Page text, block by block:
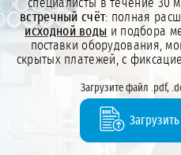
специалисты в течение 30
встречный счёт: полная
исходной воды и подбора
поставки оборудования,
скрытых платежей, с
Загрузите файл .pdf,